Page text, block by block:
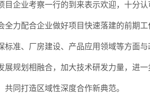
企业考察一行的到来表示欢迎，十分认
全力配合企业做好项目快速落建的前期
标准、厂房建设、产品应用领域等方面
展规划相融合，加大技术研发力量，进
共同打造区域性深度合作新典范。